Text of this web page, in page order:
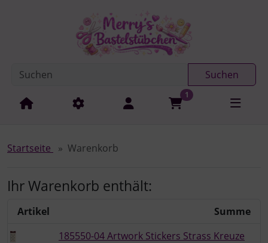
Springe zur Navigation
Suchen
1
Startseite Warenkorb
Ihr Warenkorb enthält:
Artikel
Summe
185550-04 Artwork Stickers Strass Kreuze